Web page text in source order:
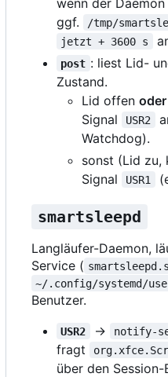
ggf.
/tmp/
jetzt + 3600 s
post : liest Lid-
Zustand.
Lid offen oder
Signal
USR2
Watchdog).
sonst (Lid
Signal
USR1
smartsleepd
Langläufer-Daemon,
Service (
~/.config/systemd/
Benutzer.
USR2 → notify-
fragt
über den